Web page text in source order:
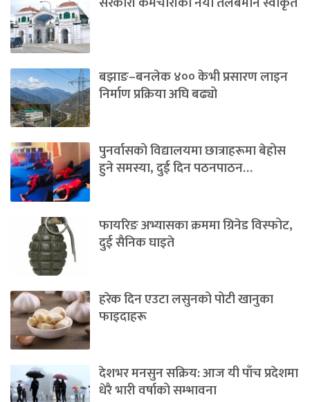
बझाङ–बनलेक ४०० केभी प्रसारण लाइन
निर्माण प्रक्रिया अघि बढ्यो
पुनर्वासको विद्यालयमा छात्राहरूमा बेहोस
हुने समस्या, दुई दिन पठनपाठन…
फायरिङ अभ्यासका क्रममा ग्रिनेड विस्फोट,
दुई सैनिक घाइते
हरेक दिन एउटा लसुनको पोटी खानुका
फाइदाहरू
देशभर मनसुन सक्रिय: आज यी पाँच प्रदेशमा
धेरै भारी वर्षाको सम्भावना